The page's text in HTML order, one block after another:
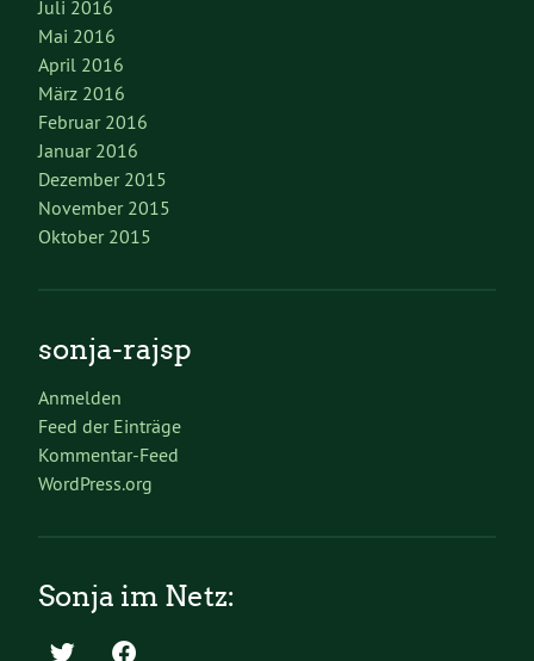
Juli 2016
Mai 2016
April 2016
März 2016
Februar 2016
Januar 2016
Dezember 2015
November 2015
Oktober 2015
sonja-rajsp
Anmelden
Feed der Einträge
Kommentar-Feed
WordPress.org
Sonja im Netz: